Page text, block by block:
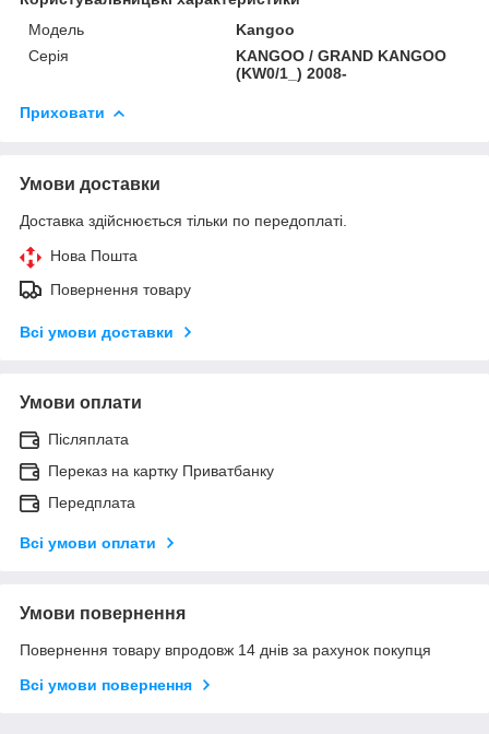
Модель
Kangoo
Серія
KANGOO / GRAND KANGOO
(KW0/1_) 2008-
Приховати
Умови доставки
Доставка здійснюється тільки по передоплаті.
Нова Пошта
Повернення товару
Всі умови доставки
Умови оплати
Післяплата
Переказ на картку Приватбанку
Передплата
Всі умови оплати
Умови повернення
Повернення товару впродовж 14 днів за рахунок покупця
Всі умови повернення